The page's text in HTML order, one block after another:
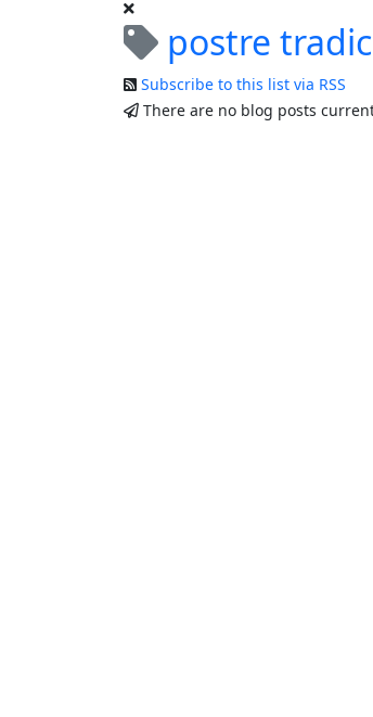
postre
Subscribe to this list via RSS
There are no blog posts